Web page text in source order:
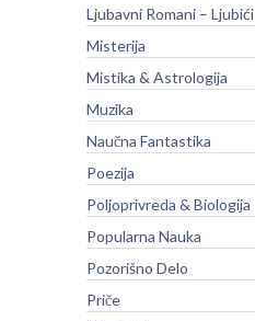
Ljubavni Romani – Ljubići
Misterija
Mistika & Astrologija
Muzika
Naučna Fantastika
Poezija
Poljoprivreda & Biologija
Popularna Nauka
Pozorišno Delo
Priče